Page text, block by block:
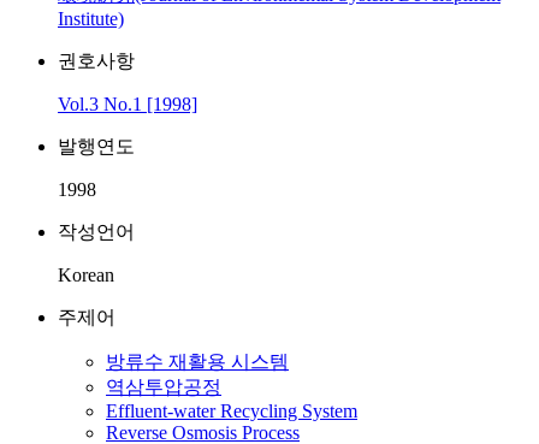
Institute)
권호사항
Vol.3 No.1 [1998]
발행연도
1998
작성언어
Korean
주제어
방류수 재활용 시스템
역삼투압공정
Effluent-water Recycling System
Reverse Osmosis Process